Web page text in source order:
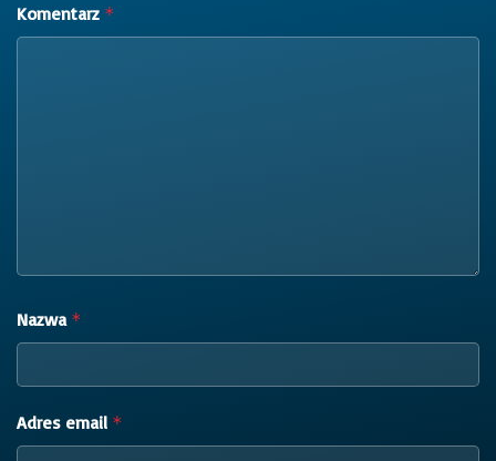
Komentarz *
Nazwa *
Adres email *